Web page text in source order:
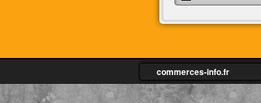
commerces-info.fr